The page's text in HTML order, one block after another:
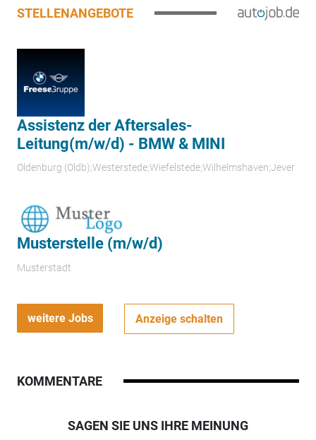
STELLENANGEBOTE
Assistenz der Aftersales-
Leitung(m/w/d) - BMW & MINI
Oldenburg (Oldb);Westerstede;Wiefelstede;Wilhelmshaven;Jever
Musterstelle (m/w/d)
Musterstadt
weitere Jobs Anzeige schalten
KOMMENTARE
SAGEN SIE UNS IHRE MEINUNG